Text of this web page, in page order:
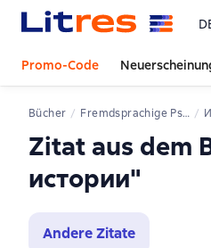
Promo-Code
Bücher Fremdsprachige Psychologie
Zitat aus dem
истории"
Andere Zitate